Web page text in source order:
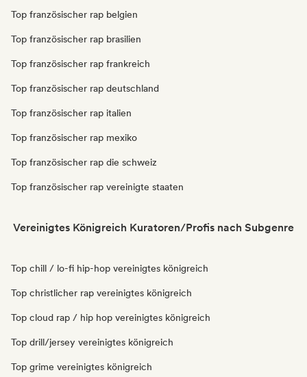
Top französischer rap belgien
Top französischer rap brasilien
Top französischer rap frankreich
Top französischer rap deutschland
Top französischer rap italien
Top französischer rap mexiko
Top französischer rap die schweiz
Top französischer rap vereinigte staaten
Vereinigtes Königreich Kuratoren/Profis nach Subgenre
Top chill / lo-fi hip-hop vereinigtes königreich
Top christlicher rap vereinigtes königreich
Top cloud rap / hip hop vereinigtes königreich
Top drill/jersey vereinigtes königreich
Top grime vereinigtes königreich